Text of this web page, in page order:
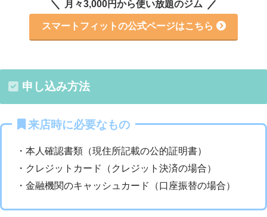
月々3,000円から使い放題のジム
スマートフィットの公式ページはこちら
申し込み方法
来店時に必要なもの
・本人確認書類（現住所記載の公的証明書）
・クレジットカード（クレジット決済の場合）
・金融機関のキャッシュカード（口座振替の場合）